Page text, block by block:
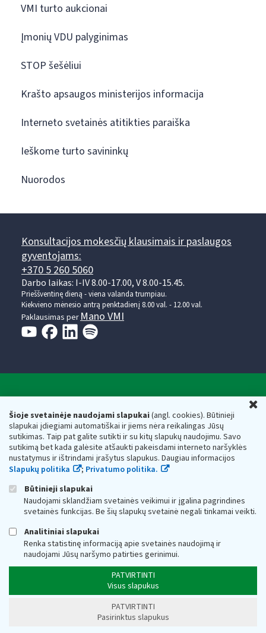
Šioje svetainėje naudojami slapukai(angl. cookies). Būtinieji
slapukai įdiegiami automatiškai ir jiems nėra reikalingas Jūsų
sutikimas. Taip pat galite sutikti ir su kitų slapukų naudojimu. Savo
sutikimą bet kada galėsite atšaukti pakeisdami interneto naršyklės
nustatymus ir ištrindami įrašytus slapukus. Daugiau informacijos
Slapukų politika
; Privatumo politika.
Būtinieji slapukai
Naudojami sklandžiam svetainės veikimui ir įgalina pagrindines
svetainės funkcijas. Be šių slapukų svetainė negali tinkamai veikti.
Analitiniai slapukai
Renka statistinę informaciją apie svetainės naudojimą ir
naudojami Jūsų naršymo patirties gerinimui.
PATVIRTINTI
Visus slapukus
PATVIRTINTI
Pasirinktus slapukus
VMI turto aukcionai
Įmonių VDU palyginimas
STOP šešėliui
Krašto apsaugos ministerijos informacija
Interneto svetainės atitikties paraiška
Ieškome turto savininkų
Nuorodos
Konsultacijos mokesčių klausimais ir paslaugos
gyventojams:
+370 5 260 5060
Darbo laikas: I-IV 8.00-17.00, V 8.00-15.45.
Prieššventinę dieną - viena valanda trumpiau.
Kiekvieno mėnesio antrą penktadienį 8.00 val. - 12.00 val.
Paklausimas per Mano VMI
Respublikos finansų ministerijos
Biudžetinė įstaiga. Juridinio asmens kodas — 188659752,
adresas: Vasario 16-osios g. 14, 01107 Vilnius, Lietuva, el.paštas:
vmi@vmi.lt, E. pristatymo dėžutės adresas 188659752
Duomenys apie Valstybinę mokesčių inspekciją prie Lietuvos
Respublikos finansų ministerijos kaupiami ir saugomi Juridinių